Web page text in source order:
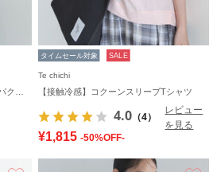
タイムセール対象 SALE
Te chichi
【接触冷感】コクーンスリーブTシャツ
4.0 （4）
レビュー
を見る
¥1,815 -50%OFF-